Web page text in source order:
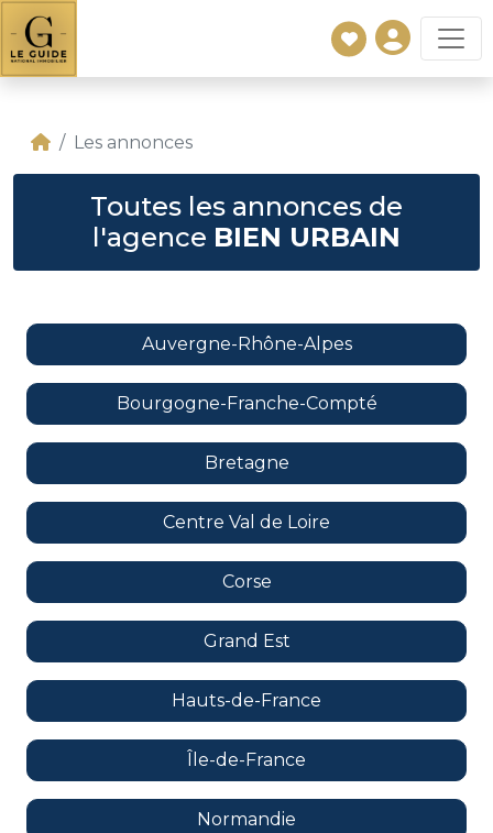
Les annonces
Toutes les annonces de
l'agence BIEN URBAIN
Auvergne-Rhône-Alpes
Bourgogne-Franche-Compté
Bretagne
Centre Val de Loire
Corse
Grand Est
Hauts-de-France
Île-de-France
Normandie